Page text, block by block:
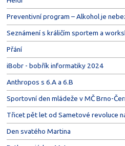
Preventivní program – Alkohol je
Seznámení s králičím sportem a
Přání
iBobr - bobřík informatiky 2024
Anthropos s 6.A a 6.B
Sportovní den mládeže v MČ Brno-
Třicet pět let od Sametové revoluce
Den svatého Martina